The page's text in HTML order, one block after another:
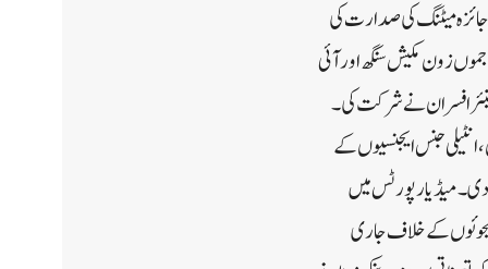
میٹنگ کی صدارت کی
زون مکیش سنگھ اور آئی
افسران نے شرکت کی۔
انٹیلی جنس ایجنسیوں کے
دی۔ میڈیارپورٹس میں
کے خلاف جاری